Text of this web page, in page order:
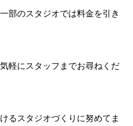
部のスタジオでは料金を引き
軽にスタッフまでお尋ねくだ
るスタジオづくりに努めてま